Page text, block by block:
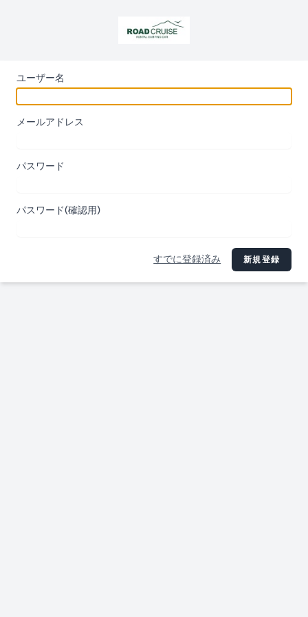
ユーザー名
メールアドレス
パスワード
パスワード(確認用)
すでに登録済み 新規登録